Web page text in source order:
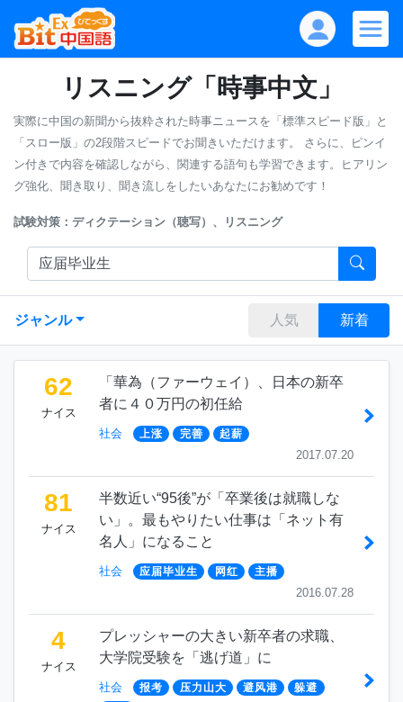
リスニング「時事中文」
実際に中国の新聞から抜粋された時事ニュースを「標準スピード版」と
「スロー版」の2段階スピードでお聞きいただけます。
さらに、ピンイ
ン付きで内容を確認しながら、関連する語句も学習できます。ヒアリン
グ強化、聞き取り、聞き流しをしたいあなたにお勧めです！
試験対策：ディクテーション（聴写）、リスニング
ジャンル 人気 新着
62
ナイス
「華為（ファーウェイ）、日本の新卒
者に４０万円の初任給
社会 上涨 完善 起薪
2017.07.20
81
ナイス
半数近い“95後”が「卒業後は就職しな
い」。最もやりたい仕事は「ネット有
名人」になること
社会 应届毕业生 网红 主播
2016.07.28
4
ナイス
プレッシャーの大きい新卒者の求職、
大学院受験を「逃げ道」に
社会 报考 压力山大 避风港
躲避